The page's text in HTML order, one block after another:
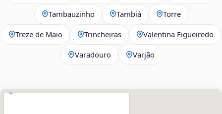
Tambauzinho Tambiá Torre
Treze de Maio Trincheiras Valentina Figueiredo
Varadouro Varjão